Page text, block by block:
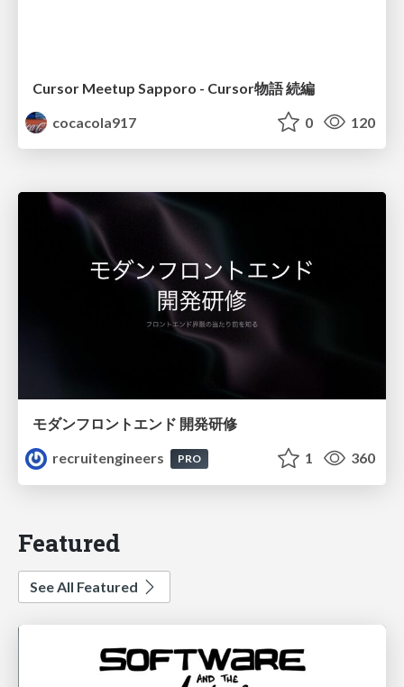
Cursor Meetup Sapporo - Cursor物語 続編
cocacola917
0 120
モダンフロントエンド 開発研修
recruitengineers
PRO 1 360
Featured
See All Featured